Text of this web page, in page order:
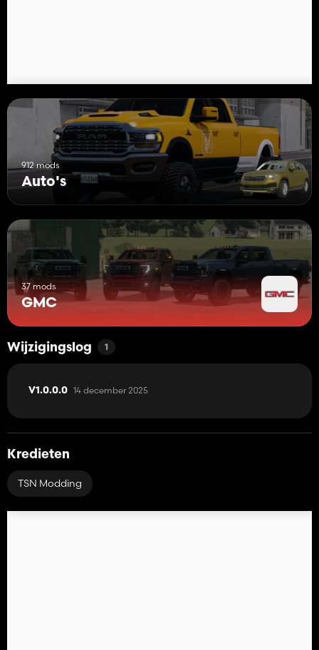
912 mods
Auto's
37 mods
GMC
Wijzigingslog 1
V1.0.0.0 14 december 2025
Kredieten
TSN Modding